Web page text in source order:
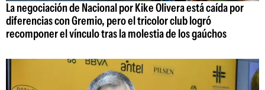
La negociación de Nacional por Kike Olivera está caída por
diferencias con Gremio, pero el tricolor club logró
recomponer el vínculo tras la molestia de los gaúchos